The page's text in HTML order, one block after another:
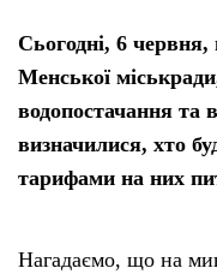
Етичний кодекс
Сьогодні, 6 червня,
Менської
водопостачання та
визначилися, хто
тарифами на них
Нагадаємо, що на